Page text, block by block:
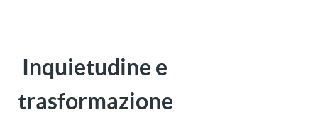
Inquietudine e
trasformazione